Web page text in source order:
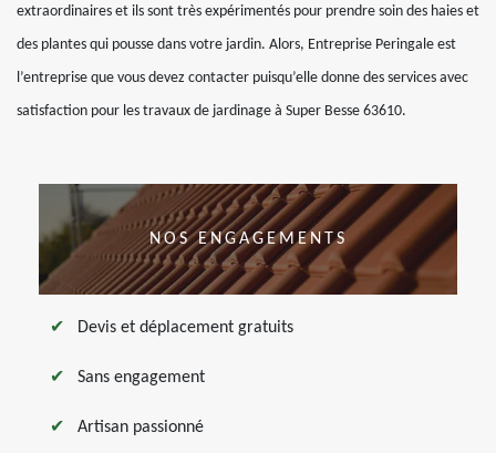
extraordinaires et ils sont très expérimentés pour prendre soin des haies et
des plantes qui pousse dans votre jardin. Alors, Entreprise Peringale est
l’entreprise que vous devez contacter puisqu’elle donne des services avec
satisfaction pour les travaux de jardinage à Super Besse 63610.
NOS ENGAGEMENTS
Devis et déplacement gratuits
Sans engagement
Artisan passionné